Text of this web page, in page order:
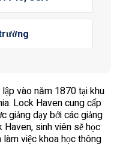
vào năm 1870 tại khu
Lock Haven cung cấp
giảng dạy bởi các giảng
Haven, sinh viên sẽ học
việc khoa học thông